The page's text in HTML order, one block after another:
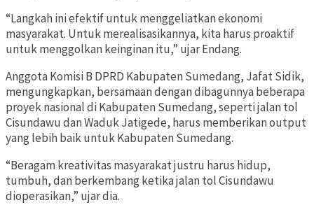
“Langkah ini efektif untuk menggeliatkan ekonomi
masyarakat. Untuk merealisasikannya, kita harus proaktif
untuk menggolkan keinginan itu,” ujar Endang.
Anggota Komisi B DPRD Kabupaten Sumedang, Jafat Sidik,
mengungkapkan, bersamaan dengan dibagunnya beberapa
proyek nasional di Kabupaten Sumedang, seperti jalan tol
Cisundawu dan Waduk Jatigede, harus memberikan output
yang lebih baik untuk Kabupaten Sumedang.
“Beragam kreativitas masyarakat justru harus hidup,
tumbuh, dan berkembang ketika jalan tol Cisundawu
dioperasikan,” ujar dia.